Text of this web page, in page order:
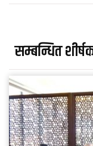
सम्बन्धित